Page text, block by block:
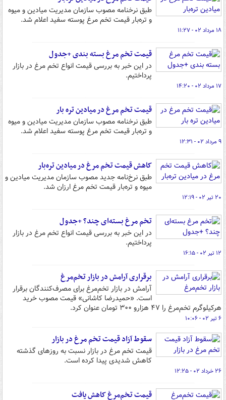
طبق نرخنامه مصوب سازمان مدیریت میادین و میوه
و تره‌بار قیمت تخم مرغ پوسته سفید اعلام شد.
۱۸ مرداد ۰۲ - ۱۱:۲۷
قیمت تخم مرغ بسته بندی +جدول
در این خبر به بررسی قیمت انواع تخم مرغ در بازار
پرداختیم.
۱۷ مرداد ۰۲ - ۱۴:۲۰
قیمت تخم مرغ در میادین تره بار
طبق نرخنامه مصوب سازمان مدیریت میادین و میوه
و تره‌بار قیمت تخم مرغ پوسته سفید اعلام شد.
۹ مرداد ۰۲ - ۱۲:۳۱
کاهش قیمت تخم مرغ در میادین تره‌بار
طبق نرخ‌نامه جدید مصوب سازمان مدیریت میادین و
میوه و تره‌بار قیمت تخم مرغ ارزان شد.
۲۰ تیر ۰۲ - ۱۲:۱۹
تخم مرغ بسته‌ای چند؟ +جدول
در این خبر به بررسی قیمت انواع تخم مرغ در بازار
پرداختیم.
۱۲ تیر ۰۲ - ۱۶:۱۵
برقراری آرامش در بازار تخم‌مرغ
آرامش در بازار تخم‌مرغ برای مصرف‌کنندگان برقرار
است. «حمیدرضا کاشانی» قیمت مصوب خرید
هرکیلوگرم تخم‌مرغ را ۴۷ هزارو ۳۰۰ تومان عنوان کرد.
۶ تیر ۰۲ - ۱۰:۰۶
سقوط آزاد قیمت تخم مرغ در بازار
قیمت تخم مرغ در بازار نسبت به روزهای گذشته
کاهش شدیدی پیدا کرده است.
۲۶ خرداد ۰۲ - ۱۲:۲۵
قیمت تخم‌مرغ کاهش یافت